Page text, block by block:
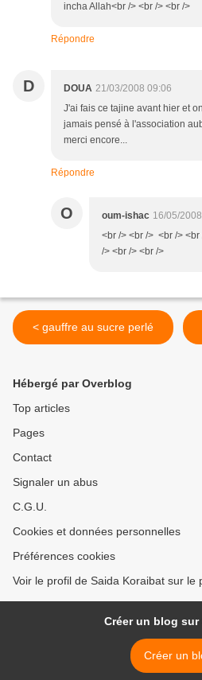
incha Allah<br /> <br /> <br />
Répondre
D DOUA 21/03/2008 09:06
J'ai fais ce tajine avant hier et
jamais pensé à l'association
merci encore...
Répondre
O oum-ishac 16/05/
<br /> <br /> <br />
/> <br /> <br />
< gauffre au sucre perlé
Hébergé par Overblog
Top articles
Pages
Contact
Signaler un abus
C.G.U.
Cookies et données personnelles
Préférences cookies
Voir le profil de Saida Koraibat sur le
Créer un blog sur
Créer un